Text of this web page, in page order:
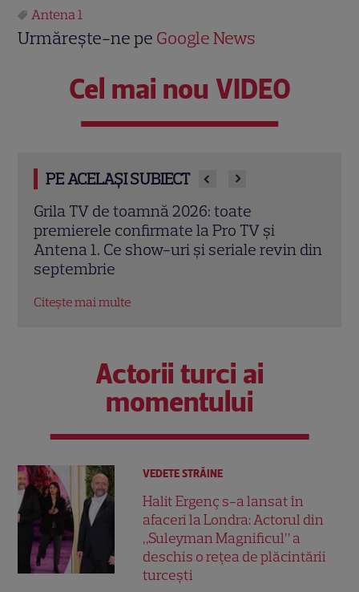
Antena 1
Urmărește-ne pe Google News
Cel mai nou VIDEO
PE ACELAȘI SUBIECT
„Îmi este frică de Nea Mărin, dar vreau să
arăt ce pot”. Ce vedete intră în noua
ediție „Poftiți pe la noi – Poftiți la
întrecere”
Citește mai multe
Actorii turci ai
momentului
VEDETE STRĂINE
Halit Ergenç s-a lansat în
afaceri la Londra: Actorul din
„Suleyman Magnificul” a
deschis o rețea de plăcintării
turcești